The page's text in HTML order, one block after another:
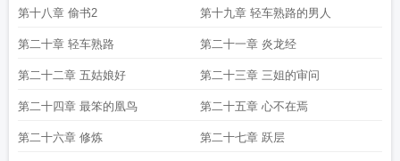
第十八章 偷书2 第十九章 轻车熟路的男人
第二十章 轻车熟路 第二十一章 炎龙经
第二十二章 五姑娘好 第二十三章 三姐的审问
第二十四章 最笨的凰鸟 第二十五章 心不在焉
第二十六章 修炼 第二十七章 跃层